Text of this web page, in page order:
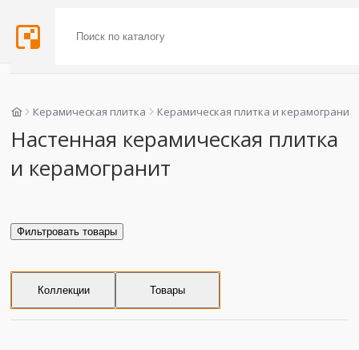
Керамическая плитка Керамическая плитка и керамогранит
Настенная керамическая плитка
и керамогранит
Фильтровать товары
Коллекции Товары